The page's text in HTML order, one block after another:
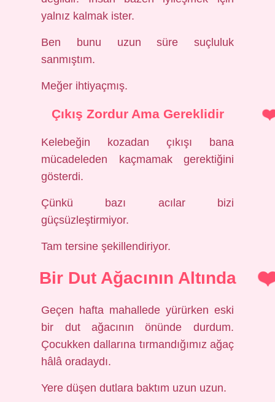
yalnız kalmak ister.
Ben bunu uzun süre suçluluk
sanmıştım.
Meğer ihtiyaçmış.
Çıkış Zordur Ama Gereklidir
Kelebeğin kozadan çıkışı bana
mücadeleden kaçmamak gerektiğini
gösterdi.
Çünkü bazı acılar bizi
güçsüzleştirmiyor.
Tam tersine şekillendiriyor.
Bir Dut Ağacının Altında
Geçen hafta mahallede yürürken eski
bir dut ağacının önünde durdum.
Çocukken dallarına tırmandığımız ağaç
hâlâ oradaydı.
Yere düşen dutlara baktım uzun uzun.